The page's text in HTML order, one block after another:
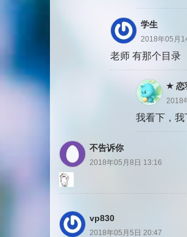
学生
2018年05月
老师 有那个目录
恋
2018
我看下，
不告诉你
2018年05月8日 13:16
vp830
2018年05月5日 20:47